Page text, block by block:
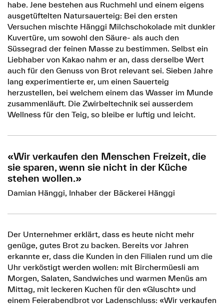
habe. Jene bestehen aus Ruchmehl und einem eigens
ausgetüftelten Natursauerteig: Bei den ersten
Versuchen mischte Hänggi Milchschokolade mit dunkler
Kuvertüre, um sowohl den Säure- als auch den
Süssegrad der feinen Masse zu bestimmen. Selbst ein
Liebhaber von Kakao nahm er an, dass derselbe Wert
auch für den Genuss von Brot relevant sei. Sieben Jahre
lang experimentierte er, um einen Sauerteig
herzustellen, bei welchem einem das Wasser im Munde
zusammenläuft. Die Zwirbeltechnik sei ausserdem
Wellness für den Teig, so bleibe er luftig und leicht.
«Wir verkaufen den Menschen Freizeit, die
sie sparen, wenn sie nicht in der Küche
stehen wollen.»
Damian Hänggi, Inhaber der Bäckerei Hänggi
Der Unternehmer erklärt, dass es heute nicht mehr
genüge, gutes Brot zu backen. Bereits vor Jahren
erkannte er, dass die Kunden in den Filialen rund um die
Uhr verköstigt werden wollen: mit Birchermüesli am
Morgen, Salaten, Sandwiches und warmen Menüs am
Mittag, mit leckeren Kuchen für den «Gluscht» und
einem Feierabendbrot vor Ladenschluss: «Wir verkaufen